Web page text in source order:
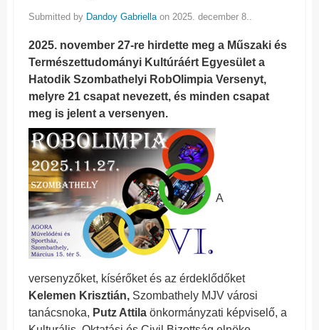
Submitted by Dandoy Gabriellaon 2025. december 8..
2025. november 27-re hirdette meg a Műszaki és
Természettudományi Kultúráért Egyesület a
Hatodik Szombathelyi RobOlimpia Versenyt,
melyre 21 csapat nevezett, és minden csapat
meg is jelent a versenyen.
A
versenyzőket, kísérőket és az érdeklődőket
Kelemen Krisztián, Szombathely MJV városi
tanácsnoka, Putz Attila önkormányzati képviselő, a